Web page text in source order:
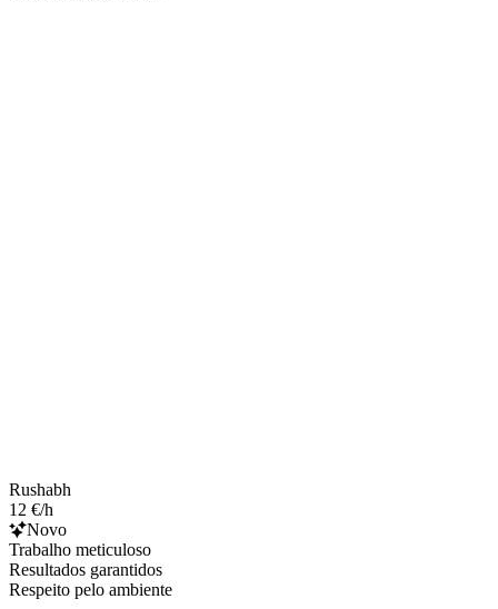
Rushabh
12 €/h
Novo
Trabalho meticuloso
Resultados garantidos
Respeito pelo ambiente